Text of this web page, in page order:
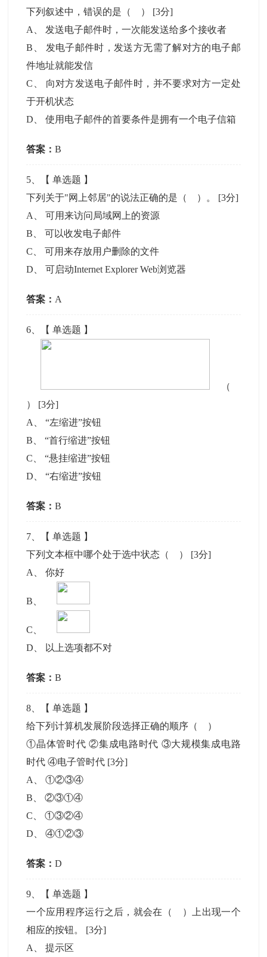
下列叙述中，错误的是（ ） [3分]
A
发送电子邮件时，一次能发送给多个接收者
B
发电子邮件时，发送方无需了解对方的电子邮
件地址就能发信
C
向对方发送电子邮件时，并不要求对方一定处
于开机状态
D 、使用电子邮件的首要条件是拥有一个电子信箱
答案：B
5 、【单选题 】
下列关于"网上邻居"的说法正确的是（ ）。 [3分]
A
、可用来访问局域网上的资源
B 、可以收发电子邮件
C 、可用来存放用户删除的文件
D 、可启动Internet Explorer Web浏览器
答案： A
6 、【单选题 】
（
） [3分]
A
、“左缩进”按钮
B 、“首行缩进”按钮
C 、“悬挂缩进”按钮
D 、“右缩进”按钮
答案：B
7 、【单选题 】
下列文本框中哪个处于选中状态（ ） [3分]
A
、你好
B
C
D
以上选项都不对
答案：B
8 、【单选题 】
给下列计算机发展阶段选择正确的顺序（ ）
①晶体管时代 ②集成电路时代 ③大规模集成电路
时代 ④电子管时代 [3分]
A
、①②③④
B 、②③①④
C 、①③②④
D 、④①②③
答案：D
9 、【单选题 】
一个应用程序运行之后，就会在（ ）上出现一个
相应的按钮。 [3分]
A
、提示区